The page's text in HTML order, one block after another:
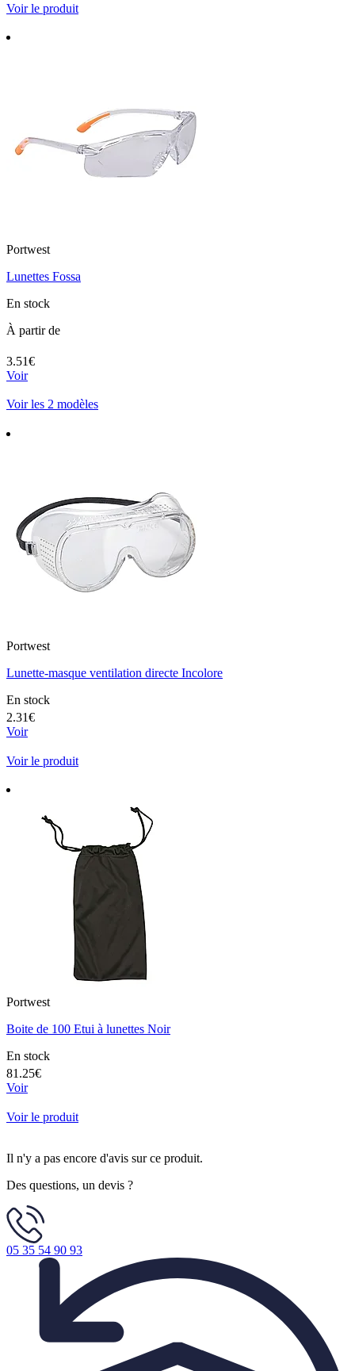
Voir le produit
Portwest
Lunettes Fossa
En stock
À partir de
3.51€
Voir
Voir les 2 modèles
Portwest
Lunette-masque ventilation directe Incolore
En stock
2.31€
Voir
Voir le produit
Portwest
Boite de 100 Etui à lunettes Noir
En stock
81.25€
Voir
Voir le produit
Il n'y a pas encore d'avis sur ce produit.
Des questions, un devis ?
05 35 54 90 93